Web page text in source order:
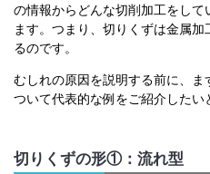
の情報からどんな切削加工をし
ます。つまり、切りくずは金属
るのです。
むしれの原因を説明する前に、
ついて代表的な例をご紹介したい
切りくずの形①：流れ型